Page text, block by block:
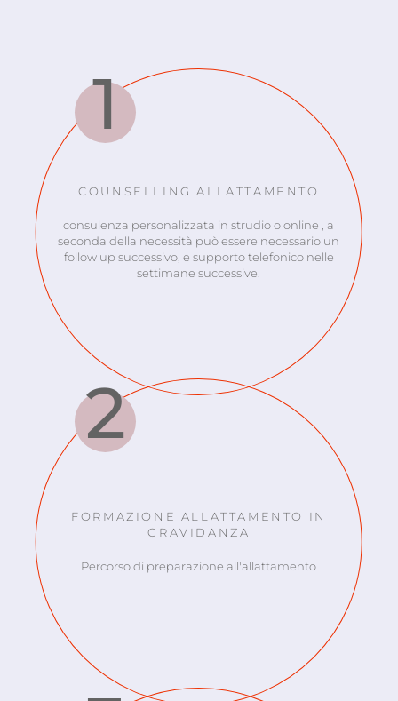
COUNSELLING ALLATTAMENTO
consulenza personalizzata in strudio o online , a
seconda della necessità può essere necessario un
follow up successivo, e supporto telefonico nelle
settimane successive.
FORMAZIONE ALLATTAMENTO IN
GRAVIDANZA
Percorso di preparazione all'allattamento